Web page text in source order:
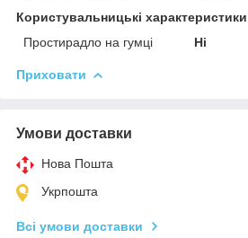
Користувальницькі характеристики
Простирадло на гумці
Ні
Приховати
Умови доставки
Нова Пошта
Укрпошта
Всі умови доставки